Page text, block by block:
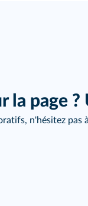
la page ?
n'hésitez pas